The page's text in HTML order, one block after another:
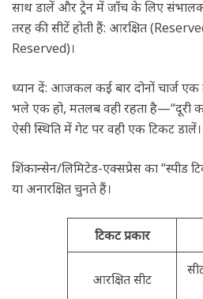
साथ डालें और ट्रेन में जाँच के लिए
तरह की सीटें होती हैं: आरक्षित
Reserved)।
ध्यान दें: आजकल कई बार दोनों चार्ज एक
भले एक हो, मतलब वही रहता है—“दूरी
ऐसी स्थिति में गेट पर वही एक टिकट डालें।
शिंकान्सेन/लिमिटेड-एक्सप्रेस का
या अनारक्षित चुनते हैं।
टिकट प्रकार
आरक्षित सीट